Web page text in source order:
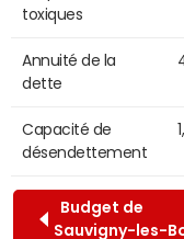
toxiques
Annuité de la
dette
Capacité de
désendettement
Budget de
Sauvigny-les-